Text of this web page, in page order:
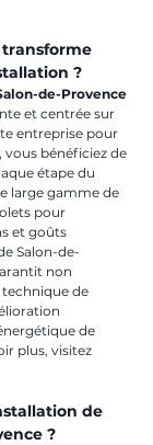
transforme
?
de-Provence
et centrée sur
entreprise pour
, vous bénéficiez de
étape du
large gamme de
pour
et goûts
Salon-de-
non
de
de
plus, visitez
de
?